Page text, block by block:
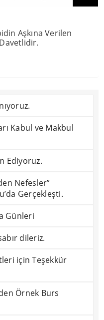
Aşkına Verilen
Kabul ve Makbul
Ediyoruz.
Nefesler”
Gerçekleşti.
Günleri
dileriz.
için Teşekkür
Örnek Burs